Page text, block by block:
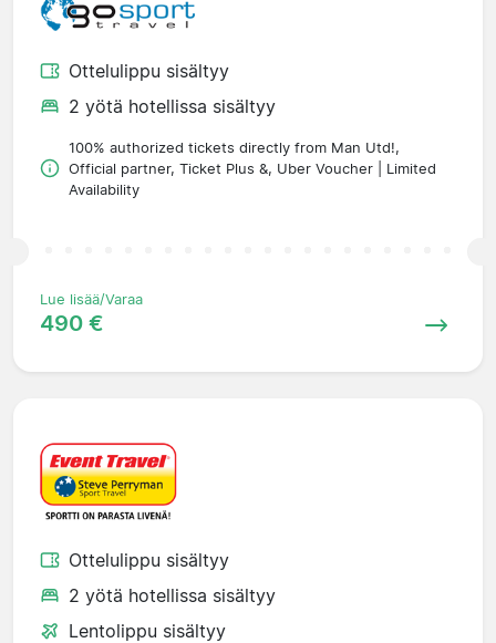
Ottelulippu sisältyy
2 yötä hotellissa sisältyy
100% authorized tickets directly from Man Utd!,
Official partner, Ticket Plus &, Uber Voucher | Limited
Availability
Lue lisää/Varaa
490 €
Ottelulippu sisältyy
2 yötä hotellissa sisältyy
Lentolippu sisältyy